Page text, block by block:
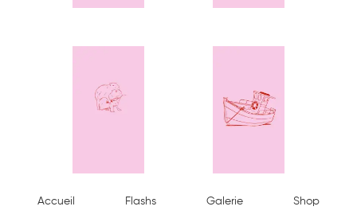
Accueil Flashs Galerie Shop